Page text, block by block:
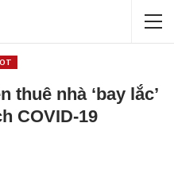
thuê nhà ‘bay lắc’
COVID-19